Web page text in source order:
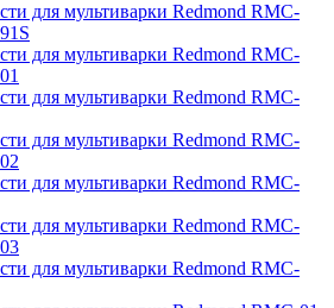
для мультиварки Redmond RMC-
для мультиварки Redmond RMC-
для мультиварки Redmond RMC-
для мультиварки Redmond RMC-
для мультиварки Redmond RMC-
для мультиварки Redmond RMC-
для мультиварки Redmond RMC-